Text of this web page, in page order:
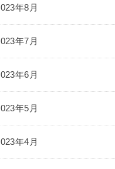
年8月
年7月
年6月
年5月
年4月